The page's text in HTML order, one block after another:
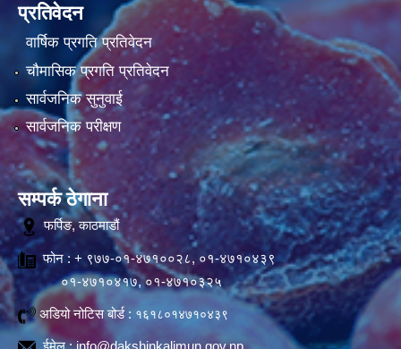
प्रतिवेदन
वार्षिक प्रगति प्रतिवेदन
चौमासिक प्रगति प्रतिवेदन
सार्वजनिक सुनुवाई
सार्वजनिक परीक्षण
सम्पर्क ठेगाना
फर्पिङ, काठमाडौं
फोन : + ९७७-०१-४७१००२८, ०१-४७१०४३९
०१-४७१०४१७, ०१-४७१०३२५
अडियो नोटिस बोर्ड : १६१८०१४७१०४३९
ईमेल :info@dakshinkalimun.gov.np